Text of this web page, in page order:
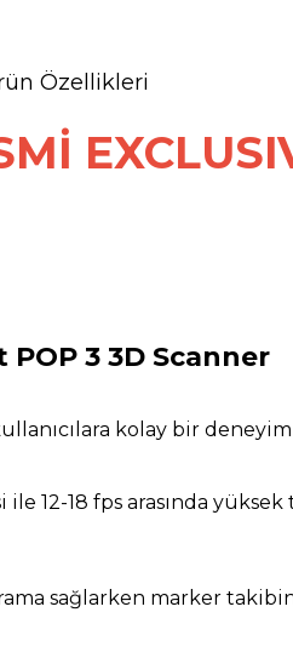
Özellikleri
3 3D Scanner
kolay bir
12-18 fps arasında
sağlarken marker